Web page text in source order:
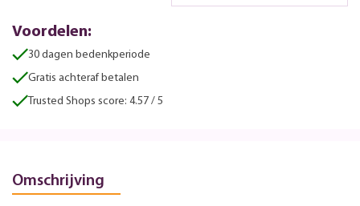
Voordelen:
30 dagen bedenkperiode
Gratis achteraf betalen
Trusted Shops score: 4.57 / 5
Omschrijving